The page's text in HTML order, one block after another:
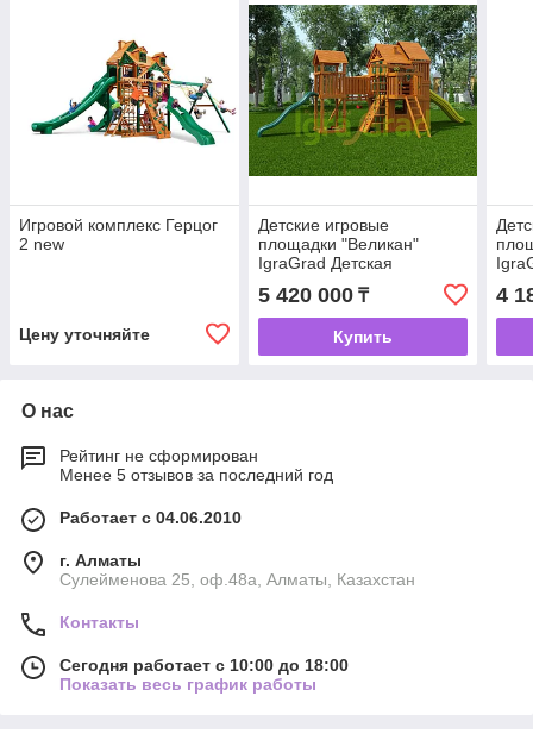
Игровой комплекс Герцог
2 new
Цену уточняйте
Детские игровые
площадки "Великан"
IgraGrad Детская
площадка IgraGrad
Великан 2 (Макси)
5 420 000₸
Купить
4
О нас
Рейтинг не сформирован
Менее 5 отзывов за последний год
Работает с 04.06.2010
г. Алматы
Сулейменова 25, оф.48а, Алматы, Казахстан
Контакты
Сегодня работает с 10:00 до 18:00
Показать весь график работы